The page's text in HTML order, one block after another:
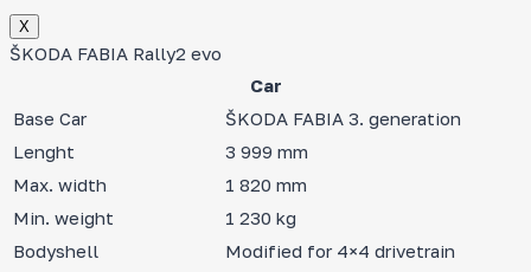
Х
ŠKODA FABIA Rally2 evo
Car
Base Car
ŠKODA FABIA 3. generation
Lenght
3 999 mm
Max. width
1 820 mm
Min. weight
1 230 kg
Bodyshell
Modified for 4×4 drivetrain